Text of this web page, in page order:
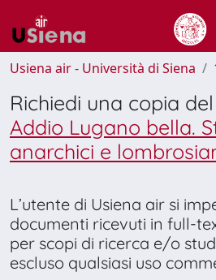
Usiena air - Università di Siena
Richiedi una copia
Addio Lugano bella.
anarchici e
L’utente di Usiena air si
documenti ricevuti in full-
per scopi di ricerca e/o
escluso qualsiasi uso